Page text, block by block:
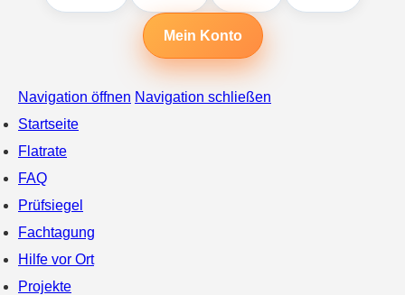
Mein Konto
Navigation öffnen Navigation schließen
Startseite
Flatrate
FAQ
Prüfsiegel
Fachtagung
Hilfe vor Ort
Projekte